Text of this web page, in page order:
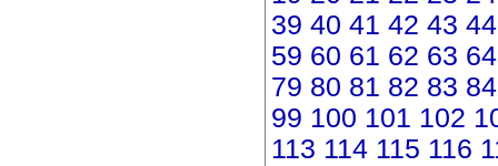
39 40 41 42 43 44
59 60 61 62 63 64
79 80 81 82 83 84
99 100 101 102
113 114 115 116